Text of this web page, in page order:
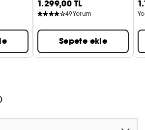
koruyarak saçlarınızı
sunarak bu fırçayı saç
vazgeçilemez bir parçası haline
Saç Fırçası
1.299,00 TL
49Yorum
Sepete ekle